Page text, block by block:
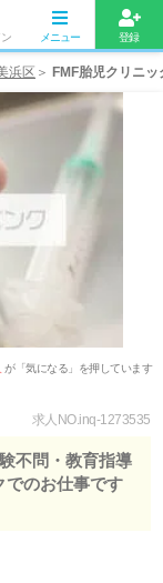
ン メニュー 登録
浜区 FMF胎児クリニ
が「気になる」を押しています
求人NO.inq-1273535
不問・教育指導
でのお仕事です